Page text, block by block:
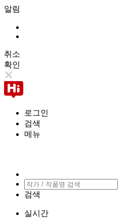
알림
취소
확인
로그인
검색
메뉴
검색
실시간